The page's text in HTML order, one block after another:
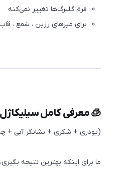
فرم گلبرگ‌ها تغییر نمی‌کنه
برای میزهای رزین ، شمع ،
🧊 معرفی کامل
(پودری + شکری + نشانگر آبی +
ما برای اینکه بهترین نتیجه